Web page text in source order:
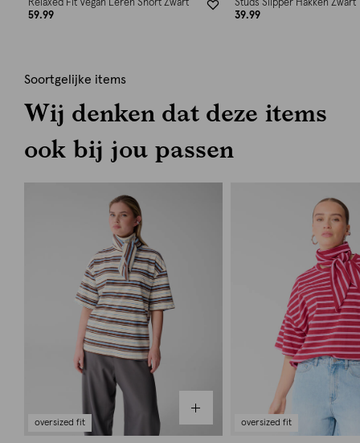
Relaxed Fit Vegan Leren Short Zwart
59.99
Studs Slipper Hakken Zwart
39.99
Soortgelijke items
Wij denken dat deze items
ook bij jou passen
oversized fit oversized fit